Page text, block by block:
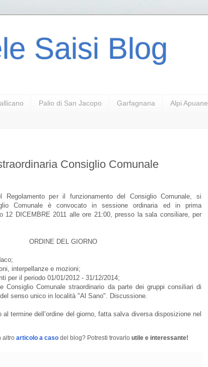
Saisi Blog
Palio di San Jacopo Garfagnana Alpi Apuane
Consiglio Comunale
Regolamento per il funzionamento del Consiglio Comunale, si
Comunale è convocato in sessione ordinaria ed in prima
12 DICEMBRE 2011 alle ore 21:00, presso la sala consiliare, per
ORDINE DEL GIORNO
interpellanze e mozioni;
per il periodo 01/01/2012 - 31/12/2014;
Consiglio Comunale straordinario da parte dei gruppi consiliari di
senso unico in località "Al Sano". Discussione.
al termine dell’ordine del giorno, fatta salva diversa disposizione nel
altro articolo a caso del blog? Potresti trovarlo utile e interessante!